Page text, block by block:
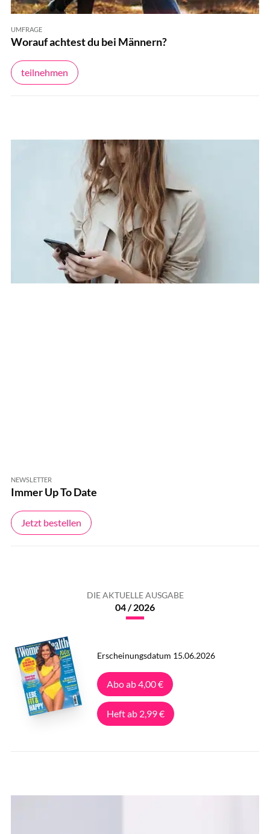
UMFRAGE
Worauf achtest du bei Männern?
teilnehmen
NEWSLETTER
Immer Up To Date
Jetzt bestellen
DIE AKTUELLE AUSGABE
04 / 2026
Erscheinungsdatum 15.06.2026
Abo ab 4,00 €
Heft ab 2,99 €